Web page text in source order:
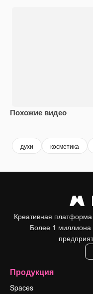
Похожие видео
духи косметика
Креативная
Более 1 миллиона
Продукция
Spaces